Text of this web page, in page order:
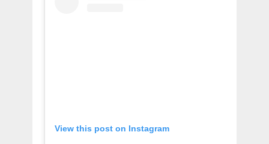
View this post on Instagram